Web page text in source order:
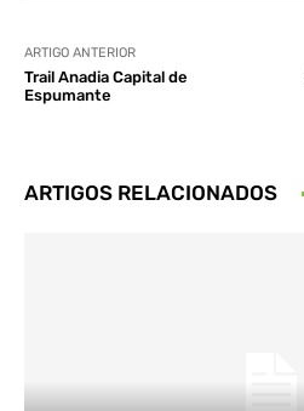
ARTIGO ANTERIOR
Trail Anadia Capital de
Espumante
ARTIGOS RELACIONADOS